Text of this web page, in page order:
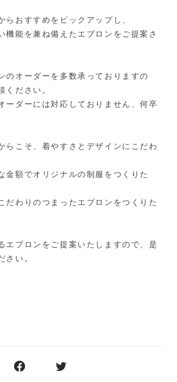
らおすすめをピックアップし、
機能を兼ね備えたエプロンをご提案さ
のオーダーを多数承っておりますの
ください。
ーダーには対応しておりません、何卒
らこそ、着やすさとデザインにこだわ
金額でオリジナルの制服をつくりた
だわりのつまったエプロンをつくりた
エプロンをご提案いたしますので、是
さい。